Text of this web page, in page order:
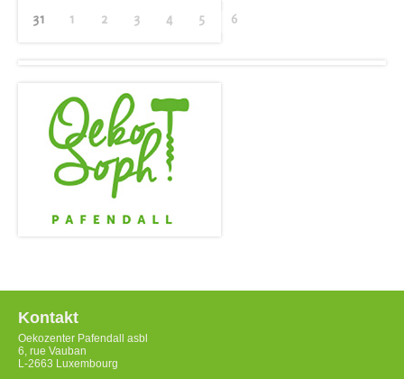
31 1 2 3 4 5 6
Kontakt
Oekozenter Pafendall asbl
6, rue Vauban
L-2663 Luxembourg